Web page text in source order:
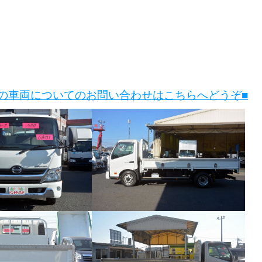
車両についてのお問い合わせはこちらへどうぞ■